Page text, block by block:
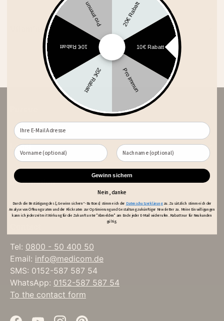
Legal
information
Tel: 0800 - 50 400 50
Email: info@medicom.de
SMS: 0152-587 587 54
WhatsApp: 0152-587 587 54
To the contact form
20€ Rabatt
10€ Rabatt
Pro Immun
20€ Rabatt
10€ Rabatt
Pro Immun
Gewinn sichern
Nein, danke
Durch die Bestätigung des [„Gewinn sichern“- Buttons] stimme ich der Datenschutzerklärungzu. Zusätzlich stimme ich der
Analyse von Öffnungsraten und der Klickraten zur Optimierung und Gestaltung zukünftiger Newsletter zu. Meine Einwilligungen
kann ich jederzeit mit Wirkung für die Zukunft unter "Abmelden" am Ende jeder E-Mail widerrufen. Rabatt nur für Neukunden
gültig.